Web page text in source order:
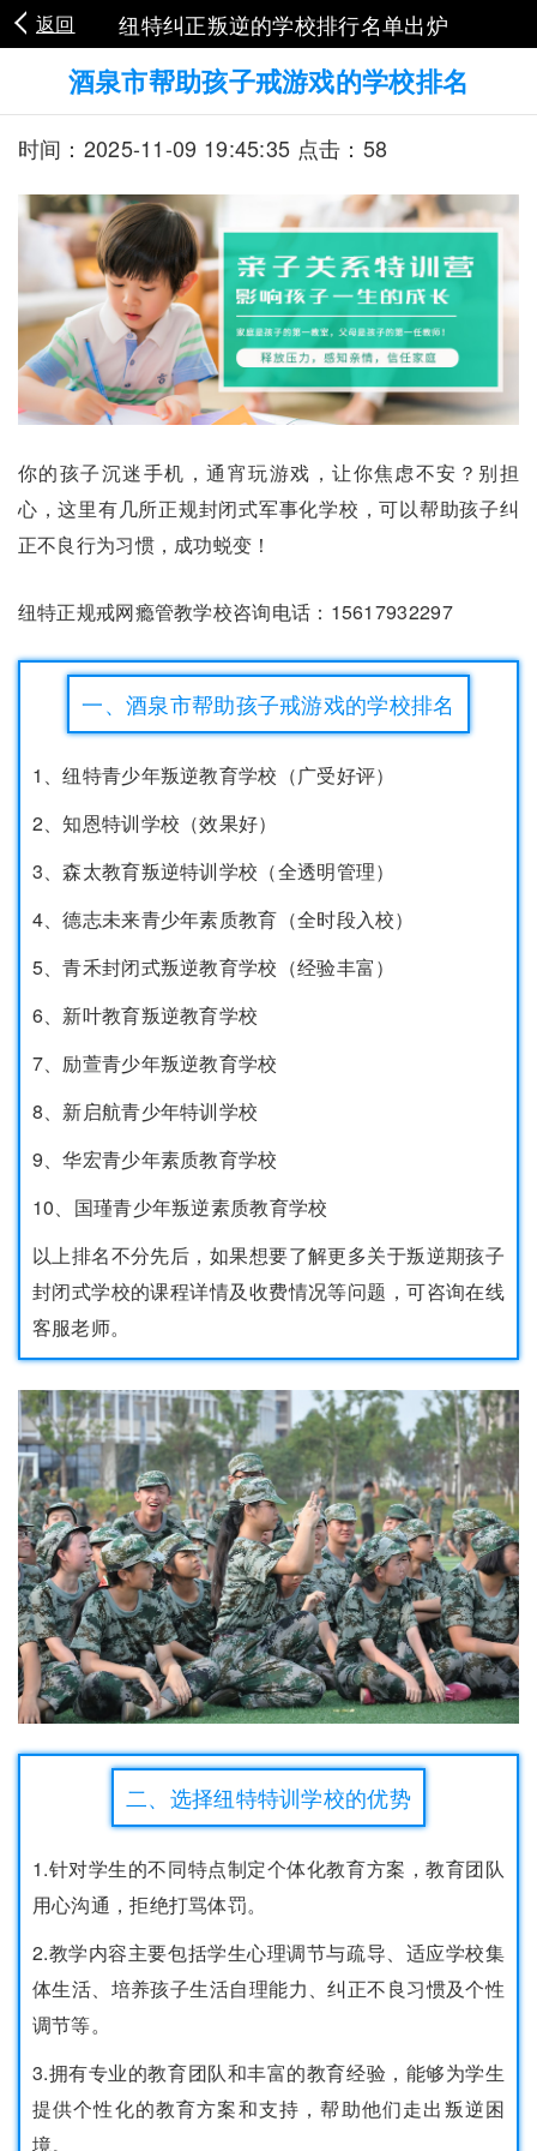
返回 纽特纠正叛逆的学校排行名单出炉
酒泉市帮助孩子戒游戏的学校排名
时间：2025-11-09 19:45:35 点击：58
你的孩子沉迷手机，通宵玩游戏，让你焦虑不安？别担
心，这里有几所正规封闭式军事化学校，可以帮助孩子纠
正不良行为习惯，成功蜕变！
纽特正规戒网瘾管教学校咨询电话：15617932297
一、酒泉市帮助孩子戒游戏的学校排名
1、纽特青少年叛逆教育学校（广受好评）
2、知恩特训学校（效果好）
3、森太教育叛逆特训学校（全透明管理）
4、德志未来青少年素质教育（全时段入校）
5、青禾封闭式叛逆教育学校（经验丰富）
6、新叶教育叛逆教育学校
7、励萱青少年叛逆教育学校
8、新启航青少年特训学校
9、华宏青少年素质教育学校
10、国瑾青少年叛逆素质教育学校
以上排名不分先后，如果想要了解更多关于叛逆期孩子
封闭式学校的课程详情及收费情况等问题，可咨询在线
客服老师。
二、选择纽特特训学校的优势
1.针对学生的不同特点制定个体化教育方案，教育团队
用心沟通，拒绝打骂体罚。
2.教学内容主要包括学生心理调节与疏导、适应学校集
体生活、培养孩子生活自理能力、纠正不良习惯及个性
调节等。
3.拥有专业的教育团队和丰富的教育经验，能够为学生
提供个性化的教育方案和支持，帮助他们走出叛逆困
境。